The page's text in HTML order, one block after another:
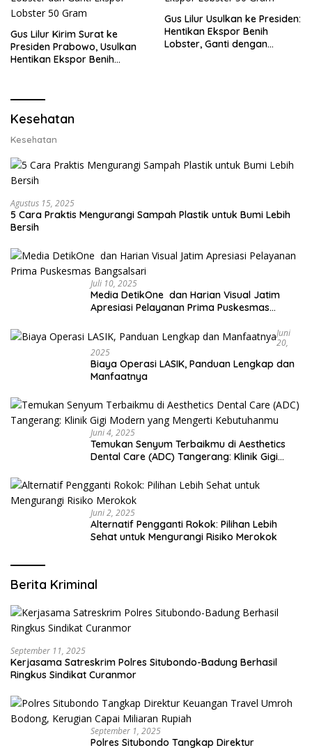
Gus Lilur Kirim Surat ke
Presiden Prabowo, Usulkan
Hentikan Ekspor Benih
Gus Lilur Usulkan ke Presiden:
Hentikan Ekspor Benih
Lobster, Ganti dengan
Kesehatan
Kesehatan
Agustus 15, 2025
5 Cara Praktis Mengurangi Sampah Plastik untuk Bumi Lebih
Bersih
Juli 10, 2025
Media DetikOne dan Harian Visual Jatim
Apresiasi Pelayanan Prima Puskesmas
Juni
20,
2025
Biaya Operasi LASIK, Panduan Lengkap dan
Manfaatnya
Juni 4, 2025
Temukan Senyum Terbaikmu di Aesthetics
Dental Care (ADC) Tangerang: Klinik Gigi
Juni 2, 2025
Alternatif Pengganti Rokok: Pilihan Lebih
Sehat untuk Mengurangi Risiko Merokok
Berita Kriminal
September 11, 2025
Kerjasama Satreskrim Polres Situbondo-Badung Berhasil
Ringkus Sindikat Curanmor
September 1, 2025
Polres Situbondo Tangkap Direktur